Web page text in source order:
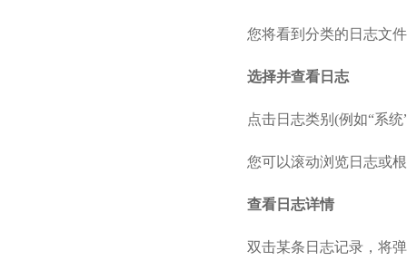
您将看到分类的日志文
选择并查看日志
点击日志类别(例如“系
您可以滚动浏览日志或
查看日志详情
双击某条日志记录，将